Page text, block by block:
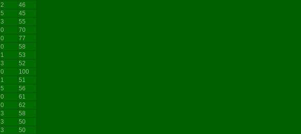
2
46
5
45
3
55
0
70
0
77
0
58
1
53
3
52
0
100
1
51
5
56
0
61
0
62
3
58
3
50
3
50